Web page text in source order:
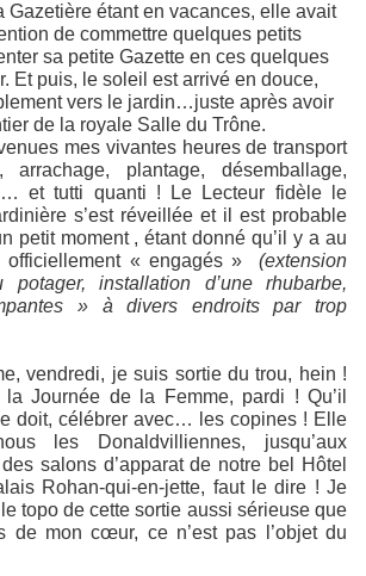
Gazetière étant en vacances, elle avait
de commettre quelques petits
sa petite Gazette en ces quelques
Et puis, le soleil est arrivé en douce,
vers le jardin…juste après avoir
de la royale Salle du Trône.
mes vivantes heures de transport
plantage, désemballage,
et tutti quanti ! Le Lecteur fidèle le
s’est réveillée et il est probable
petit moment , étant donné qu’il y a au
officiellement « engagés » (extension
installation d’une rhubarbe,
» à divers endroits par trop
vendredi, je suis sortie du trou, hein !
Journée de la Femme, pardi ! Qu’il
doit, célébrer avec… les copines ! Elle
les Donaldvilliennes, jusqu’aux
salons d’apparat de notre bel Hôtel
Rohan-qui-en-jette, faut le dire ! Je
topo de cette sortie aussi sérieuse que
de mon cœur, ce n’est pas l’objet du